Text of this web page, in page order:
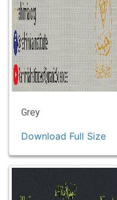
Grey
Download Full Size